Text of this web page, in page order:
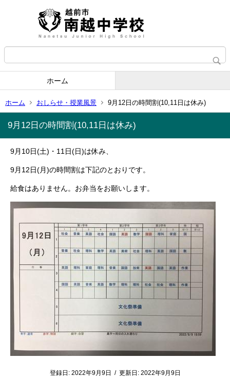
ホーム
ホーム おしらせ・授業風景 9月12日の時間割(10,11日は休み)
9月12日の時間割(10,11日は休み)
9月10日(土)・11日(日)は休み、
9月12日(月)の時間割は下記のとおりです。
給食はありません。お弁当をお願いします。
登録日: 2022年9月9日 / 更新日: 2022年9月9日